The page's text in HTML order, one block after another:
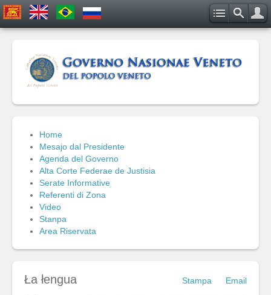
Home
Mesajo dal Presidente
Agenda del Governo
Alta Corte Federae de Justisia
Serate Informative
Referenti di Zona
Video
Stanpa
Area Riservata
Email
Stampa
Ła łengua